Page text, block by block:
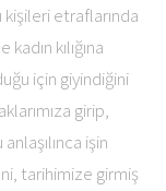
kişileri etraflarında
kılığına
için giyindiğini
girip,
işin
tarihimize girmiş